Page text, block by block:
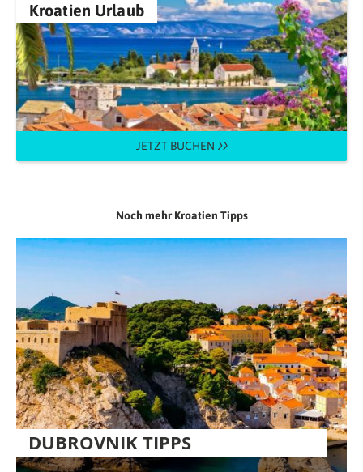
Kroatien Urlaub
JETZT BUCHEN
Noch mehr Kroatien Tipps
DUBROVNIK TIPPS